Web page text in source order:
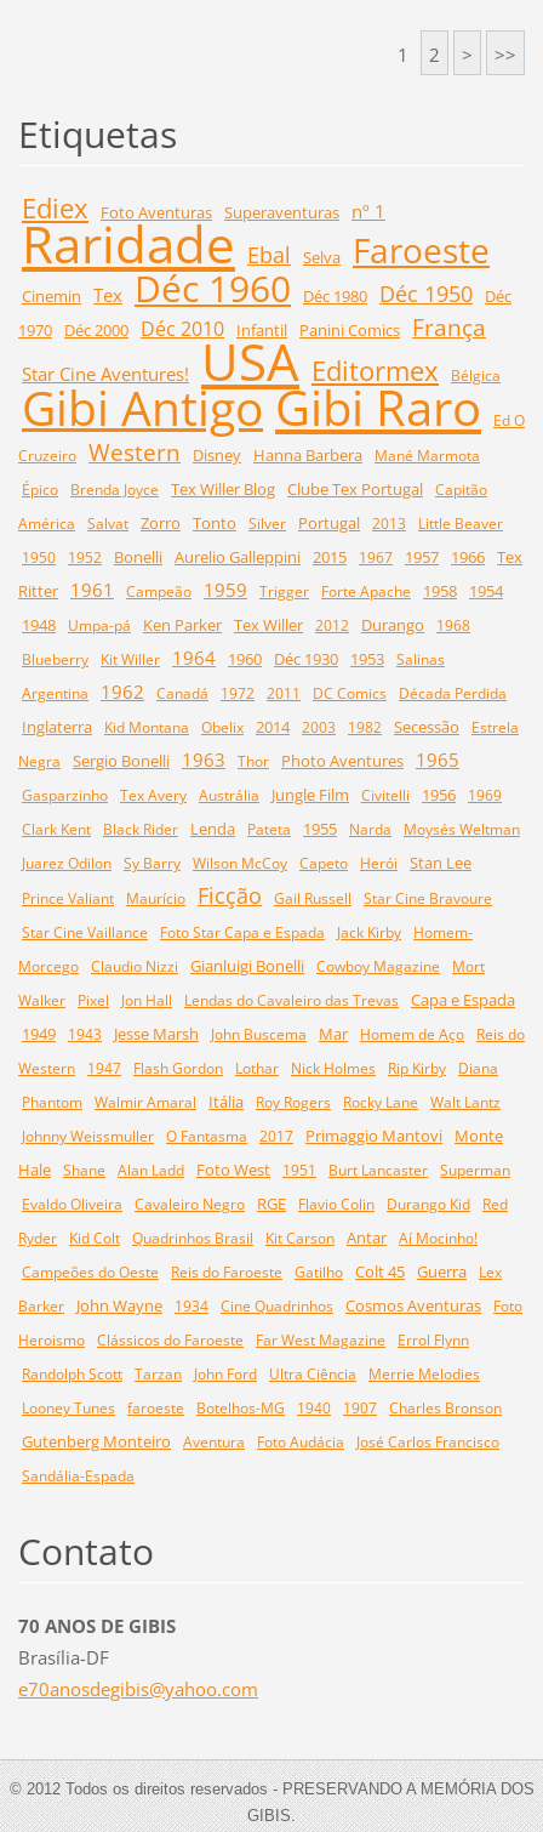
1 2 > >>
Etiquetas
Ediex Foto Aventuras Superaventuras nº 1
Raridade Ebal Selva Faroeste
Cinemin Tex Déc 1960 Déc 1980 Déc 1950
Déc
1970
Déc 2000 Déc 2010 Infantil Panini Comics França
Star Cine Aventures! USA Editormex Bélgica
Gibi AntigoGibi Raro
Ed O
Cruzeiro Western Disney Hanna Barbera
Mané Marmota
Épico
Brenda Joyce Tex Willer Blog Clube Tex Portugal Capitão
América
Salvat Zorro Tonto Silver Portugal 2013
Little Beaver
1950
1952 Bonelli Aurelio Galleppini 2015 1967 1957 1966 Tex
Ritter
1961 Campeão 1959 Trigger Forte Apache 1958
1954
1948
Umpa-pá Ken Parker Tex Willer 2012 Durango
1968
Blueberry
Kit Willer 1964 1960 Déc 1930 1953 Salinas
Argentina
1962 Canadá 1972 2011 DC Comics Década Perdida
Inglaterra Kid Montana Obelix 2014 2003 1982 Secessão
Estrela
Negra
Sergio Bonelli 1963 Thor Photo Aventures 1965
Gasparzinho Tex Avery Austrália Jungle Film Civitelli 1956
1969
Clark Kent
Black Rider Lenda Pateta 1955 Narda
Moysés Weltman
Juarez Odilon Sy Barry Wilson McCoy Capeto Herói Stan Lee
Prince Valiant Maurício Ficção Gail Russell
Star Cine Bravoure
Star Cine Vaillance
Foto Star Capa e Espada Jack Kirby
Homem-
Morcego Claudio Nizzi Gianluigi Bonelli Cowboy Magazine
Mort
Walker
Pixel Jon Hall Lendas do Cavaleiro das Trevas Capa e Espada
1949
1943 Jesse Marsh John Buscema Mar Homem de Aço
Reis do
Western
1947 Flash Gordon Lothar Nick Holmes Rip Kirby
Diana
Phantom Walmir Amaral Itália Roy Rogers Rocky Lane
Walt Lantz
Johnny Weissmuller O Fantasma 2017 Primaggio Mantovi
Monte
Hale Shane Alan Ladd Foto West 1951 Burt Lancaster Superman
Evaldo Oliveira
Cavaleiro Negro RGE Flavio Colin Durango Kid
Red
Ryder
Kid Colt Quadrinhos Brasil Kit Carson Antar Aí Mocinho!
Campeões do Oeste
Reis do Faroeste Gatilho Colt 45 Guerra
Lex
Barker
John Wayne 1934 Cine Quadrinhos Cosmos Aventuras
Foto
Heroismo Clássicos do Faroeste Far West Magazine
Errol Flynn
Randolph Scott Tarzan John Ford Ultra Ciência
Merrie Melodies
Looney Tunes faroeste Botelhos-MG 1940 1907 Charles Bronson
Gutenberg Monteiro Aventura Foto Audácia
José Carlos Francisco
Sandália-Espada
Contato
70 ANOS DE GIBIS
Brasília-DF
e70anosdegibis@yahoo.com
© 2012 Todos os direitos reservados - PRESERVANDO A MEMÓRIA DOS
GIBIS.